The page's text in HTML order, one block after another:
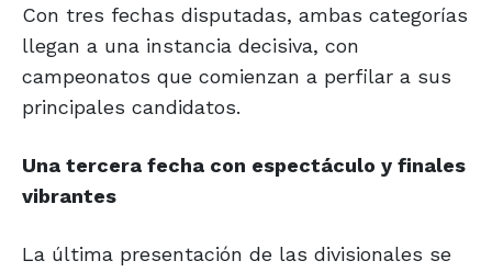
Con tres fechas disputadas, ambas categorías
llegan a una instancia decisiva, con
campeonatos que comienzan a perfilar a sus
principales candidatos.
Una tercera fecha con espectáculo y finales
vibrantes
La última presentación de las divisionales se